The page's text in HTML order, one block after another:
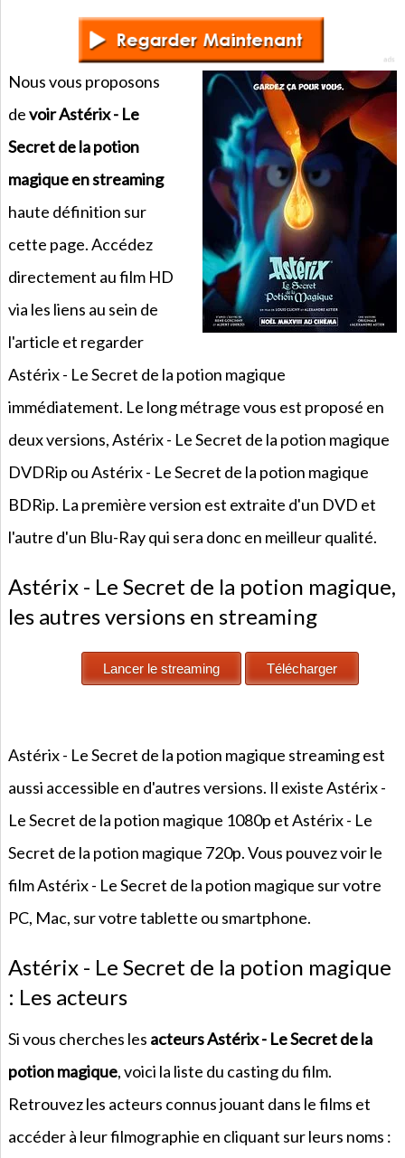
Nous vous proposons
devoir Astérix - Le
Secret de la potion
magique en streaming
haute définition sur
cette page. Accédez
directement au film HD
via les liens au sein de
l'article et regarder
Astérix - Le Secret de la potion magique
immédiatement. Le long métrage vous est proposé en
deux versions, Astérix - Le Secret de la potion magique
DVDRip ou Astérix - Le Secret de la potion magique
BDRip. La première version est extraite d'un DVD et
l'autre d'un Blu-Ray qui sera donc en meilleur qualité.
Astérix - Le Secret de la potion magique,
les autres versions en streaming
Astérix - Le Secret de la potion magique streaming est
aussi accessible en d'autres versions. Il existe Astérix -
Le Secret de la potion magique 1080p et Astérix - Le
Secret de la potion magique 720p. Vous pouvez voir le
film Astérix - Le Secret de la potion magique sur votre
PC, Mac, sur votre tablette ou smartphone.
Astérix - Le Secret de la potion magique
: Les acteurs
Si vous cherches les acteurs Astérix - Le Secret de la
potion magique, voici la liste du casting du film.
Retrouvez les acteurs connus jouant dans le films et
accéder à leur filmographie en cliquant sur leurs noms :